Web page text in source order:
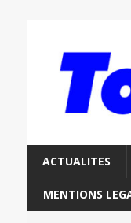
ACTUALITES
MENTIONS